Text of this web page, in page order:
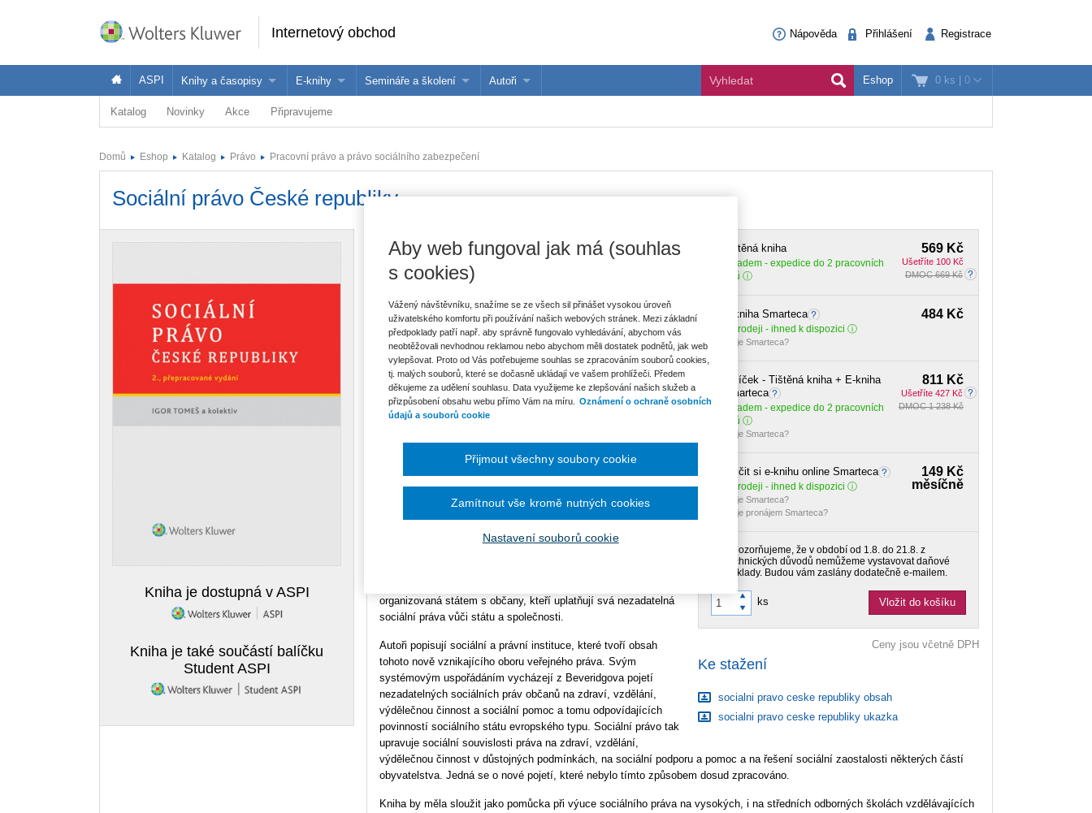
Internetový obchod Nápověda Přihlášení Registrace
0 ks | 0
ASPI Knihy a časopisy
Knihy
E-knihy
Jak na naše e-knihy?
Půjčit si e-knihu
Semináře a školení Autoři Eshop
Katalog Novinky Akce Připravujeme
Domů Eshop Katalog Právo Pracovní právo a právo sociálního zabezpečení
Sociální právo České republiky
Kniha je dostupná v ASPI
Kniha je také součástí balíčku
Student ASPI
569 Kč
Ušetříte 100 Kč
DMOC 669 Kč
Tištěná kniha
Skladem - expedice do 2 pracovních
dnů
484 Kč
E-kniha Smarteca
V prodeji - ihned k dispozici
Co je Smarteca?
811 Kč
Ušetříte 427 Kč
DMOC 1 238 Kč
Balíček - Tištěná kniha + E-kniha
Smarteca
Skladem - expedice do 2 pracovních
dnů
Co je Smarteca?
149 Kč
měsíčně
Půjčit si e-knihu online Smarteca
V prodeji - ihned k dispozici
Co je Smarteca?
Co je pronájem Smarteca?
Upozorňujeme, že v období od 1.8. do 21.8. z
technických důvodů nemůžeme vystavovat daňové
doklady. Budou vám zaslány dodatečně e-mailem.
ks Vložit do košíku
Ceny jsou včetně DPH
Ke stažení
socialni pravo ceske republiky obsah
socialni pravo ceske republiky ukazka
Vydavatel Wolters Kluwer
Autor
Typ publikace učebnice
Datum vydání 2/2016
Vazba brožovaná
Počet stran 340
Typ produktu Tištěná kniha
Podnětem k vytvoření publikace se stala diskuse odborníků z
pěti vysokoškolských pracovišť − v Praze, Brně, Českých
Budějovicích a Hradci Králové − na téma sbližování pracovního
organizovaná státem s občany, kteří uplatňují svá nezadatelná
sociální práva vůči státu a společnosti.
Autoři popisují sociální a právní instituce, které tvoří obsah
tohoto nově vznikajícího oboru veřejného práva. Svým
systémovým uspořádáním vycházejí z Beveridgova pojetí
nezadatelných sociálních práv občanů na zdraví, vzdělání,
výdělečnou činnost a sociální pomoc a tomu odpovídajících
povinností sociálního státu evropského typu. Sociální právo tak
upravuje sociální souvislosti práva na zdraví, vzdělání,
výdělečnou činnost v důstojných podmínkách, na sociální podporu a pomoc a na řešení sociální zaostalosti některých částí
obyvatelstva. Jedná se o nové pojetí, které nebylo tímto způsobem dosud zpracováno.
Kniha by měla sloužit jako pomůcka při výuce sociálního práva na vysokých, i na středních odborných školách vzdělávajících
Aby web fungoval jak má (souhlas
s cookies)
Vážený návštěvníku, snažíme se ze všech sil přinášet vysokou úroveň
uživatelského komfortu při používání našich webových stránek. Mezi základní
předpoklady patří např. aby správně fungovalo vyhledávání, abychom vás
neobtěžovali nevhodnou reklamou nebo abychom měli dostatek podnětů, jak web
vylepšovat. Proto od Vás potřebujeme souhlas se zpracováním souborů cookies,
tj. malých souborů, které se dočasně ukládají ve vašem prohlížeči. Předem
děkujeme za udělení souhlasu. Data využijeme ke zlepšování našich služeb a
přizpůsobení obsahu webu přímo Vám na míru.
Oznámení o ochraně osobních
údajů a souborů cookie
Nastavení souborů cookie
Zamítnout vše kromě nutných cookies
Přijmout všechny soubory cookie